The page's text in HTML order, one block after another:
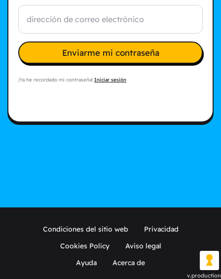
Enviarme mi contraseña
¡Ya he recordado mi contraseña! Iniciar sesión
Condiciones del sitio web
Privacidad
Cookies Policy
Aviso legal
Ayuda
Acerca de
v.production